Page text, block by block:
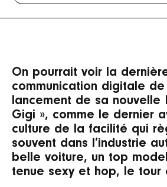
On pourrait voir la
communication digitale
lancement de sa nouvelle
Gigi », comme le dernier
culture de la facilité qui
souvent dans l’industrie
belle voiture, un top
tenue sexy et hop, le tour